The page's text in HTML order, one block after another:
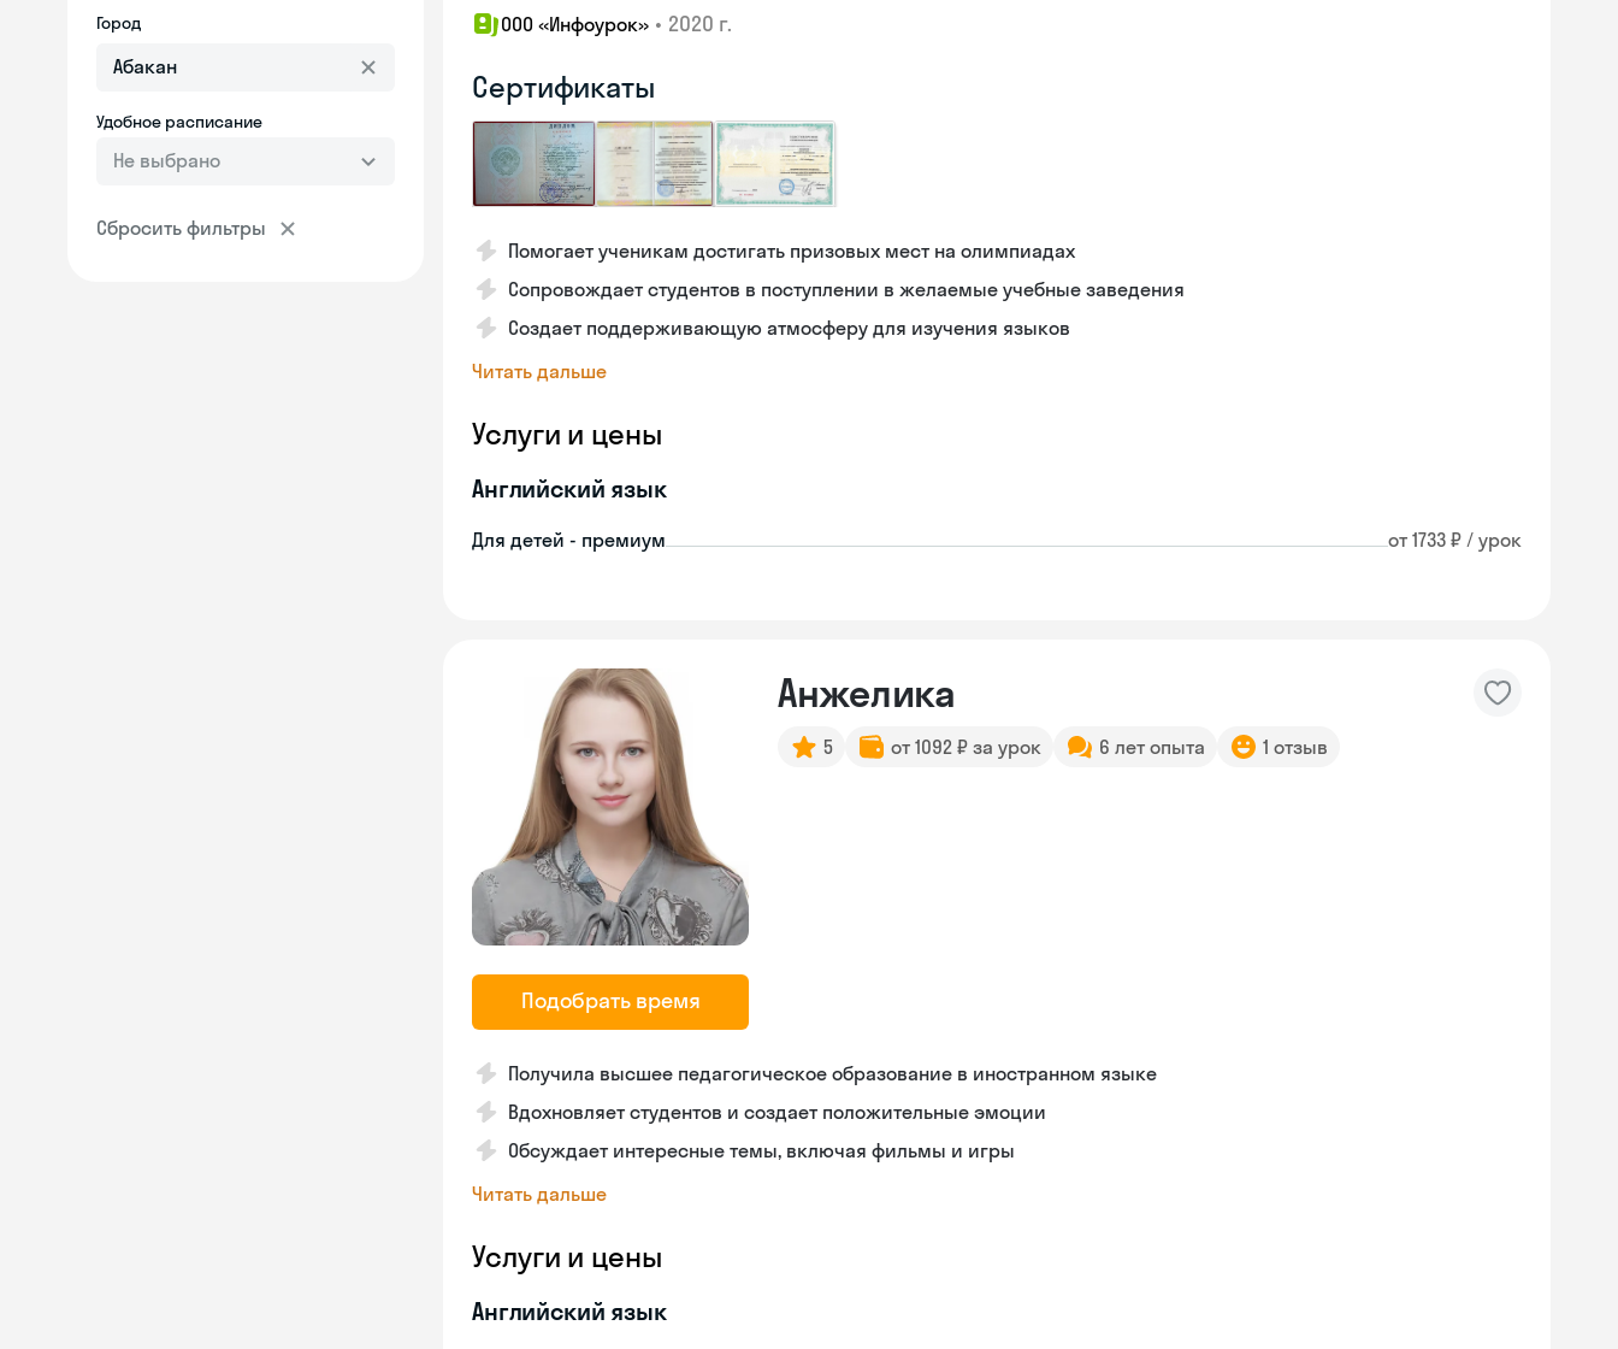
Город
Удобное расписание
Не выбрано
Сбросить фильтры
ООО «Инфоурок» • 2020 г.
Сертификаты
Помогает ученикам достигать призовых мест на олимпиадах
Сопровождает студентов в поступлении в желаемые учебные заведения
Создает поддерживающую атмосферу для изучения языков
Читать дальше
Услуги и цены
Английский язык
Для детей - премиум от 1733 ₽ / урок
Подобрать время
Анжелика
5 от 1092 ₽ за урок 6 лет опыта 1 отзыв
Получила высшее педагогическое образование в иностранном языке
Вдохновляет студентов и создает положительные эмоции
Обсуждает интересные темы, включая фильмы и игры
Читать дальше
Услуги и цены
Английский язык